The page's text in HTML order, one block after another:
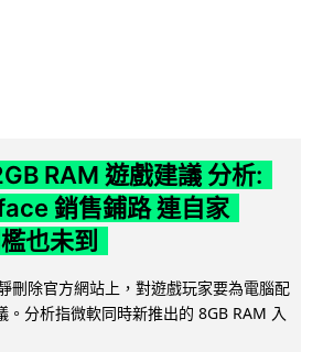
RAM 遊戲建議 分析:
銷售鋪路 連自家
也未到
刪除官方網站上，對遊戲玩家要為電腦配
。分析指微軟同時新推出的 8GB RAM 入